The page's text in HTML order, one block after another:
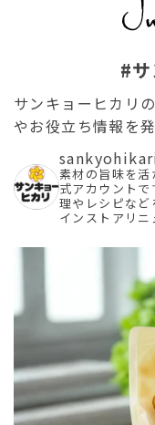
#
サンキョーヒカリ
やお役立ち情報を
素材の旨味を
式アカウントで
理やレシピなど
インストアリニ